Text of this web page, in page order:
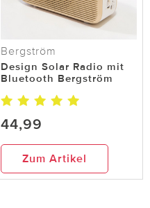
Bergström
Design Solar Radio mit
Bluetooth Bergström
44,99
Zum Artikel